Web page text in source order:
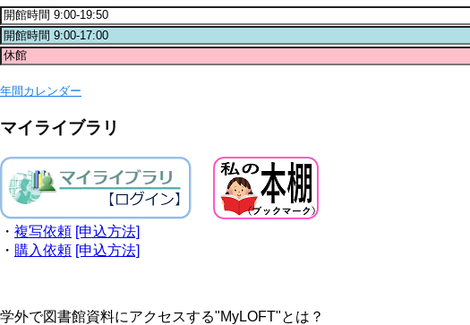
年間カレンダー
マイライブラリ
・ 複写依頼 [申込方法]
・ 購入依頼 [申込方法]
学外で図書館資料にアクセスする"MyLOFT"とは？